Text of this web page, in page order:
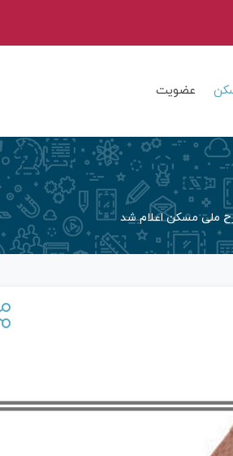
عضویت
ملی مسکن اعلام شد